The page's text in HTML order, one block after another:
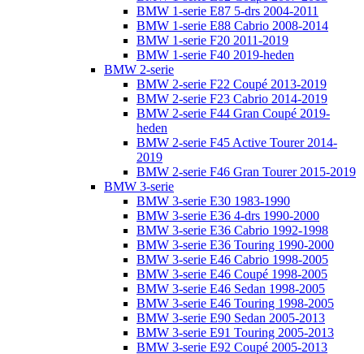
BMW 1-serie E87 5-drs 2004-2011
BMW 1-serie E88 Cabrio 2008-2014
BMW 1-serie F20 2011-2019
BMW 1-serie F40 2019-heden
BMW 2-serie
BMW 2-serie F22 Coupé 2013-2019
BMW 2-serie F23 Cabrio 2014-2019
BMW 2-serie F44 Gran Coupé 2019-
heden
BMW 2-serie F45 Active Tourer 2014-
2019
BMW 2-serie F46 Gran Tourer 2015-2019
BMW 3-serie
BMW 3-serie E30 1983-1990
BMW 3-serie E36 4-drs 1990-2000
BMW 3-serie E36 Cabrio 1992-1998
BMW 3-serie E36 Touring 1990-2000
BMW 3-serie E46 Cabrio 1998-2005
BMW 3-serie E46 Coupé 1998-2005
BMW 3-serie E46 Sedan 1998-2005
BMW 3-serie E46 Touring 1998-2005
BMW 3-serie E90 Sedan 2005-2013
BMW 3-serie E91 Touring 2005-2013
BMW 3-serie E92 Coupé 2005-2013